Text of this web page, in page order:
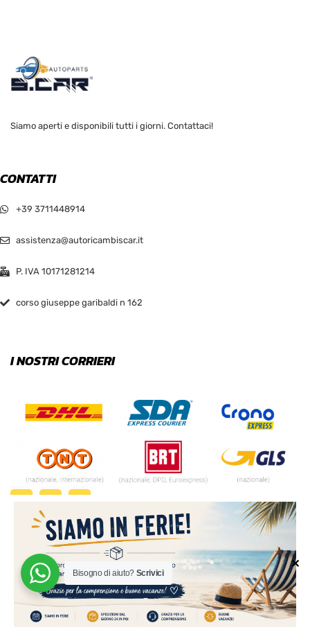
✕
Siamo aperti e disponibili tutti i giorni. Contattaci!
CONTATTI
+39 3711448914
assistenza@autoricambiscar.it
P. IVA 10171281214
corso giuseppe garibaldi n 162
I NOSTRI CORRIERI
© 2024 | MADE WITH ♥️ BY
Bisogno di aiuto? Scrivici